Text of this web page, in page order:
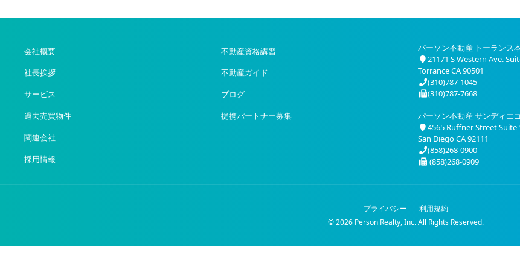
会社概要
社長挨拶
サービス
過去売買物件
関連会社
採用情報
不動産資格講習
不動産ガイド
ブログ
提携パートナー募集
パーソン不動産 トーランス
21171 S Western Ave.
Torrance CA 90501
(310)787-1045
(310)787-7668
パーソン不動産 サンディエ
4565 Ruffner Street Suite
San Diego CA 92111
(858)268-0900
(858)268-0909
プライバシー
利用規約
© 2026 Person Realty, Inc. All Rights Reserved.